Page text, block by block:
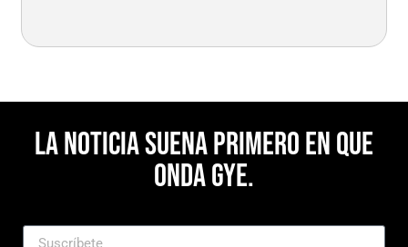
La noticia suena primero en Que
Onda Gye.